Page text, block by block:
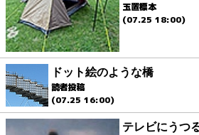
玉置標本
(07.25 18:00)
ドット絵のような橋
読者投稿
(07.25 16:00)
テレビにうつ